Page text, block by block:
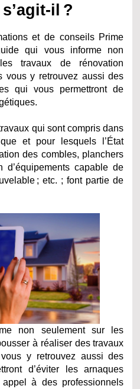
il ?
et de conseils Prime
qui vous informe non
travaux de rénovation
vous y retrouvez aussi des
qui vous permettront de
qui sont compris dans
et pour lesquels l’État
des combles, planchers
d’équipements capable de
; etc. ; font partie de
non seulement sur les
à réaliser des travaux
y retrouvez aussi des
d’éviter les arnaques
à des professionnels